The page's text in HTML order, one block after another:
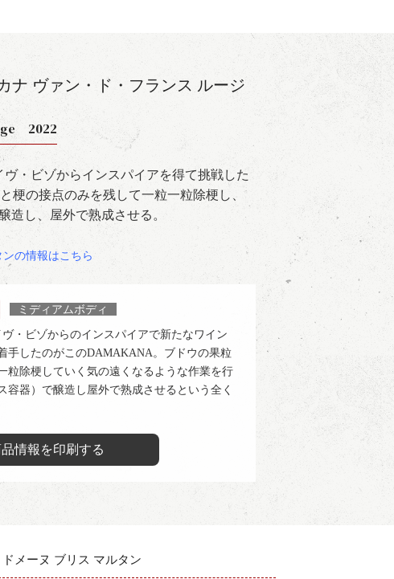
ナ ヴァン・ド・フランス ルージ
2022
・ビゾからインスパイアを得て挑戦した
の接点のみを残して一粒一粒除梗し、
造し、屋外で熟成させる。
の情報はこちら
ミディアムボディ
・ビゾからのインスパイアで新たなワイン
手したのがこのDAMAKANA。ブドウの果粒
粒除梗していく気の遠くなるような作業を行
容器）で醸造し屋外で熟成させるという全く
情報を印刷する
ドメーヌ ブリス マルタン